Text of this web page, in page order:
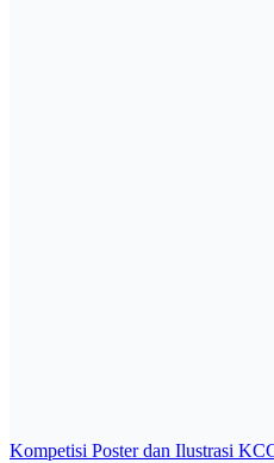
Post
Kompetisi Poster dan Ilustrasi